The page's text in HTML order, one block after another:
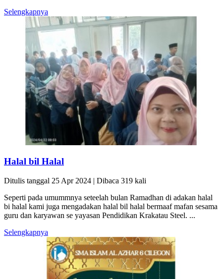
Selengkapnya
Halal bil Halal
Ditulis tanggal 25 Apr 2024 | Dibaca 319 kali
Seperti pada umummnya seteelah bulan Ramadhan di adakan halal
bi halal kami juga mengadakan halal bil halal bermaaf mafan sesama
guru dan karyawan se yayasan Pendidikan Krakatau Steel. ...
Selengkapnya